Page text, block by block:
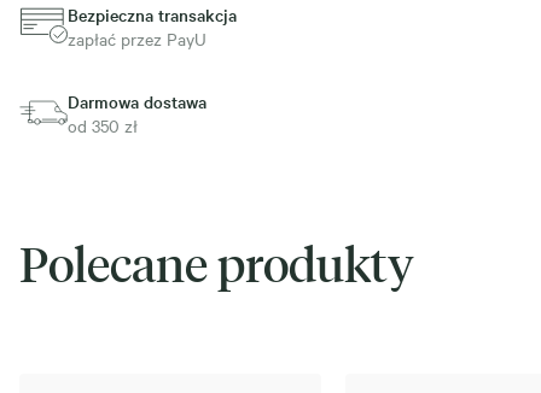
Bezpieczna transakcja
zapłać przez PayU
Darmowa dostawa
od 350 zł
Polecane produkty